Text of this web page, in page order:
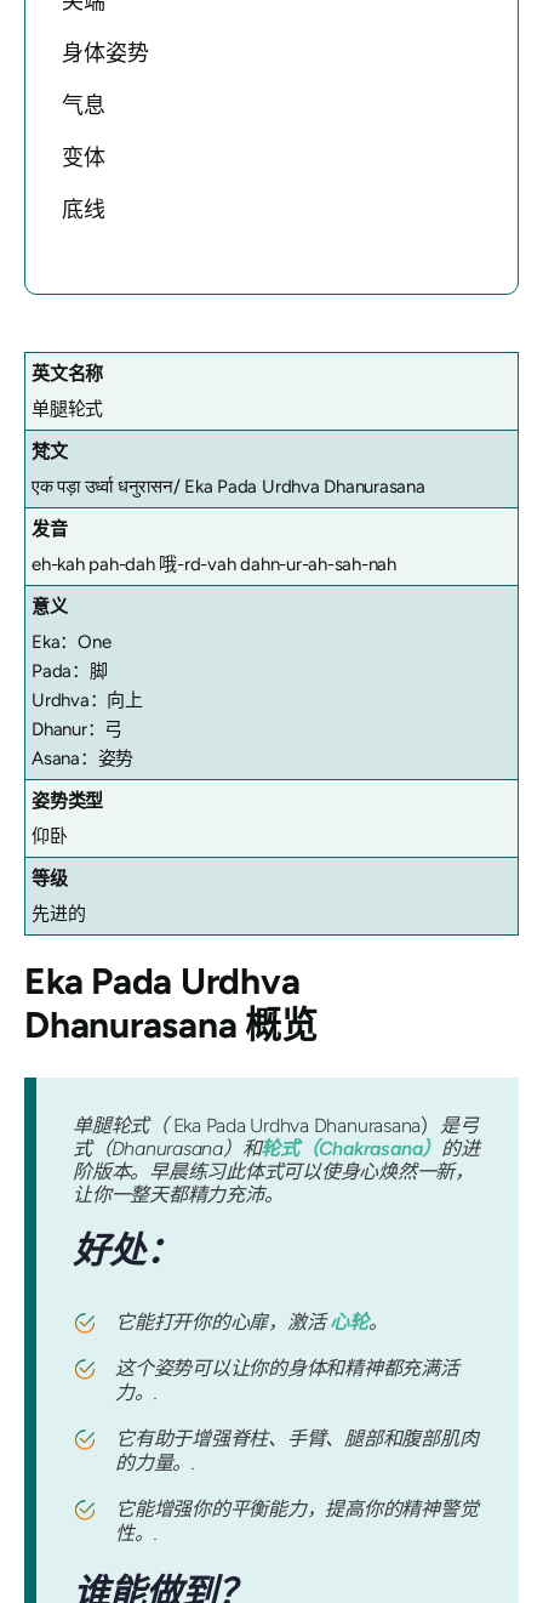
身体姿势
气息
变体
底线
英文名称
单腿轮式
梵文
एक पड़ा उर्ध्वा धनुरासन/ Eka Pada Urdhva Dhanurasana
发音
eh-kah pah-dah 哦-rd-vah dahn-ur-ah-sah-nah
意义
Eka：One
Pada：脚
Urdhva：向上
Dhanur：弓
Asana：姿势
姿势类型
仰卧
等级
先进的
Eka Pada Urdhva
Dhanurasana 概览
单腿轮式（Eka Pada Urdhva Dhanurasana） 是弓
式（Dhanurasana）和轮式（Chakrasana） 的进
阶版本。早晨练习此体式可以使身心焕然一新，
让你一整天都精力充沛。
好处：
它能打开你的心扉，激活心轮。
这个姿势可以让你的身体和精神都充满活
力。.
它有助于增强脊柱、手臂、腿部和腹部肌肉
的力量。.
它能增强你的平衡能力，提高你的精神警觉
性。.
谁能做到？